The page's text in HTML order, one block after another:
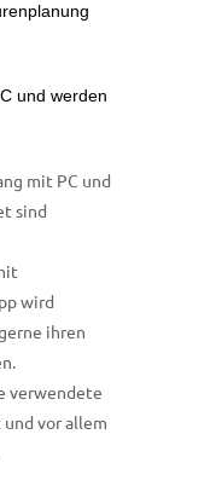
und werden
mit PC und
sind
wird
ihren
verwendete
vor allem